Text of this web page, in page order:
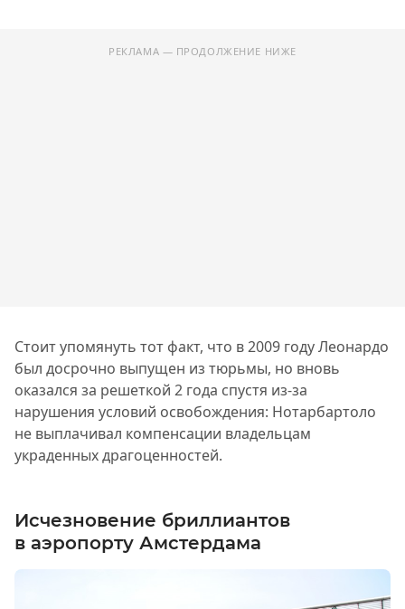
РЕКЛАМА — ПРОДОЛЖЕНИЕ НИЖЕ
Стоит упомянуть тот факт, что в 2009 году Леонардо
был досрочно выпущен из тюрьмы, но вновь
оказался за решеткой 2 года спустя из-за
нарушения условий освобождения: Нотарбартоло
не выплачивал компенсации владельцам
украденных драгоценностей.
Исчезновение бриллиантов
в аэропорту Амстердама